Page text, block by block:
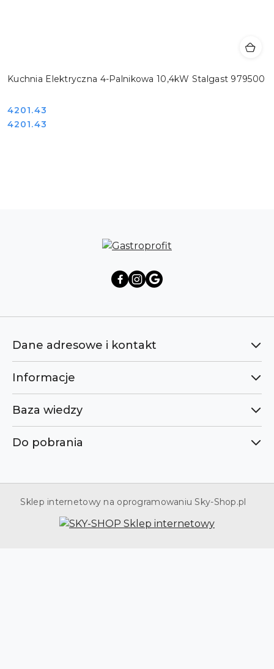
Kuchnia Elektryczna 4-Palnikowa 10,4kW Stalgast 979500
Cena:
4201.43
Cena:
4201.43
Dane adresowe i kontakt
Informacje
Baza wiedzy
Do pobrania
Sklep internetowy na oprogramowaniu Sky-Shop.pl